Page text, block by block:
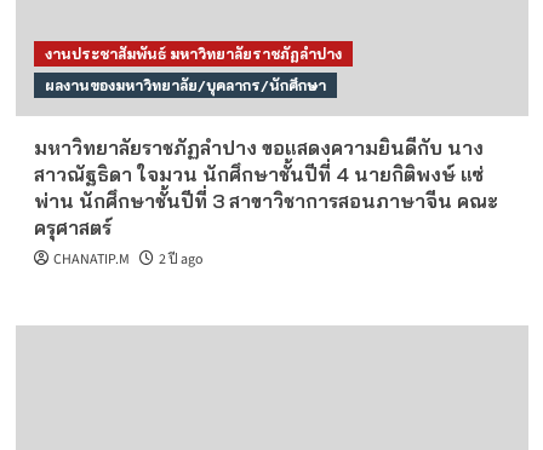
งานประชาสัมพันธ์ มหาวิทยาลัยราชภัฏลำปาง
ผลงานของมหาวิทยาลัย/บุคลากร/นักศึกษา
มหาวิทยาลัยราชภัฏลำปาง ขอแสดงความยินดีกับ นาง
สาวณัฐธิดา ใจมวน นักศึกษาชั้นปีที่ 4 นายกิติพงษ์ แซ่
พ่าน นักศึกษาชั้นปีที่ 3 สาขาวิชาการสอนภาษาจีน คณะ
ครุศาสตร์
CHANATIP.M 2 ปี ago